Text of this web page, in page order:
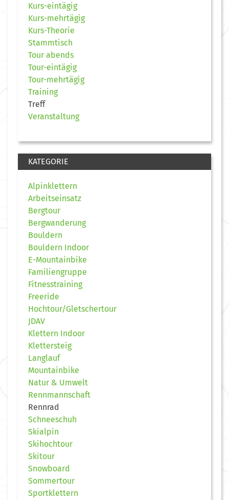
Kurs-eintägig
Kurs-mehrtägig
Kurs-Theorie
Stammtisch
Tour abends
Tour-eintägig
Tour-mehrtägig
Training
Treff
Veranstaltung
KATEGORIE
Alpinklettern
Arbeitseinsatz
Bergtour
Bergwanderung
Bouldern
Bouldern Indoor
E-Mountainbike
Familiengruppe
Fitnesstraining
Freeride
Hochtour/Gletschertour
JDAV
Klettern Indoor
Klettersteig
Langlauf
Mountainbike
Natur & Umwelt
Rennmannschaft
Rennrad
Schneeschuh
Skialpin
Skihochtour
Skitour
Snowboard
Sommertour
Sportklettern